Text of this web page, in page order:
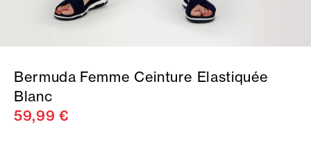
Bermuda Femme Ceinture Elastiquée
Blanc
59,99 €